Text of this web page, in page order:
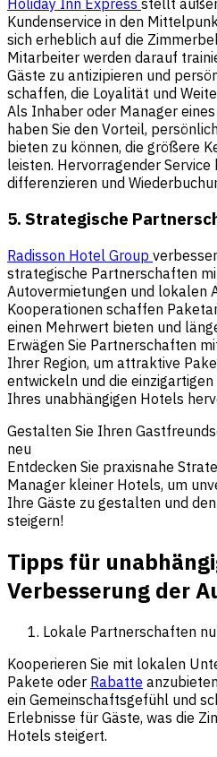
Kundenservice in den
sich erheblich auf die
Mitarbeiter werden darauf
Gäste zu antizipieren und
schaffen, die Loyalität und
Als Inhaber oder Manager
haben Sie den Vorteil,
bieten zu können, die größere
leisten. Hervorragender Service
differenzieren und
5. Strategische
Radisson Hotel Group
strategische Partnerschaften
Autovermietungen und lokalen
Kooperationen schaffen
einen Mehrwert bieten und
Erwägen Sie Partnerschaften
Ihrer Region, um attraktive
entwickeln und die
Ihres unabhängigen Hotels
Gestalten Sie Ihren
neu
Entdecken Sie praxisnahe
Manager kleiner Hotels, um
Ihre Gäste zu gestalten und
steigern!
Tipps für
Verbesserung der
Lokale Partnerschaften
Kooperieren Sie mit lokalen
Pakete oder Rabatte
ein Gemeinschaftsgefühl und
Erlebnisse für Gäste, was die
Hotels steigert.